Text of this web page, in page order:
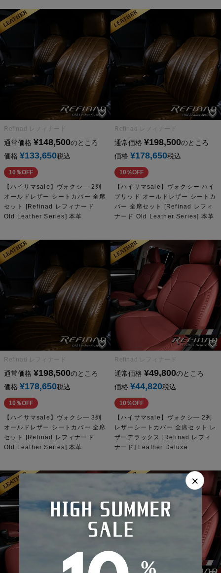
Refinad レフィナード
通常価格 ¥148,500のところ
価格 ¥133,650税込
10％OFF
【ハイサマsale】ヴォクシ― 2列
オールドレザー シートカバー 全席
セット [Refinad レフィナード
Old Leather Series] 本革
Refinad レフィナード
通常価格 ¥198,500のところ
価格 ¥178,650税込
10％OFF
【ハイサマsale】ヴォクシー ハイ
ブリッド オールドレザー シートカ
バー 全席セット [Refinad レフィ
ナード Old Leather Series] 本革
Refinad レフィナード
通常価格 ¥198,500のところ
価格 ¥178,650税込
10％OFF
【ハイサマsale】ヴォクシ― 3列
オールドレザー シートカバー 全席
セット [Refinad レフィナード
Old Leather Series] 本革
Refinad レフィナード
通常価格 ¥49,800のところ
価格 ¥44,820税込
10％OFF
【ハイサマsale】ヴォクシ― 2列
レザーシートカバー 全席セット レ
ザーデラックス [Refinad レフィ
ナード] Leather Deluxe
×